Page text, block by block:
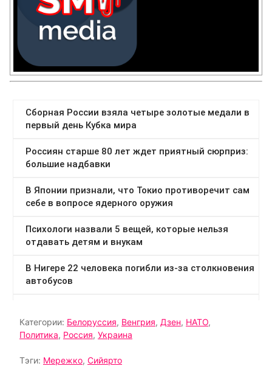
Категории: Белоруссия, Венгрия, Дзен, НАТО,
Политика, Россия, Украина
Тэги: Мережко, Сийярто